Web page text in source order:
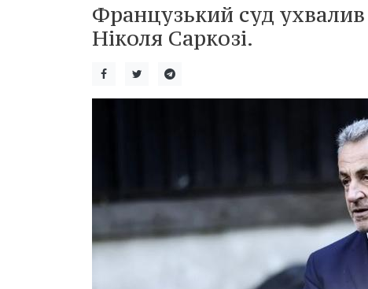
Французький суд
Ніколя Саркозі.